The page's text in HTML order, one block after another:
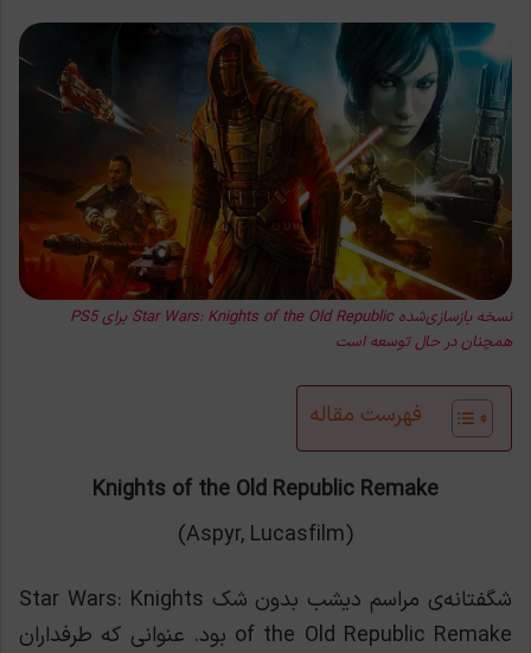
نسخه بازسازی‌شده Star Wars: Knights of the Old Republic برای PS5
همچنان در حال توسعه است
فهرست مقاله
Knights of the Old Republic Remake
(Aspyr, Lucasfilm)
شگفتانه‌ی مراسم دیشب بدون شک Star Wars: Knights
of the Old Republic Remake بود. عنوانی که طرفداران